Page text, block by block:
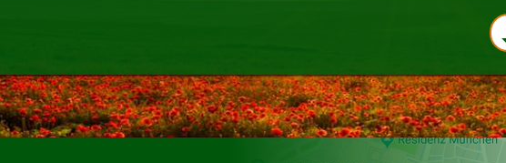
Mindestbestellwert
Name
(ältester Shop zuerst)